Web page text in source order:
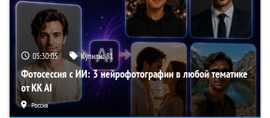
05:30:03 Купили:81
Фотосессия с ИИ: 3 нейрофотографии в любой тематике
от KK AI
Россия